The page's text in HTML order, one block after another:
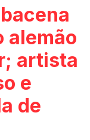
alemão
artista
e
de